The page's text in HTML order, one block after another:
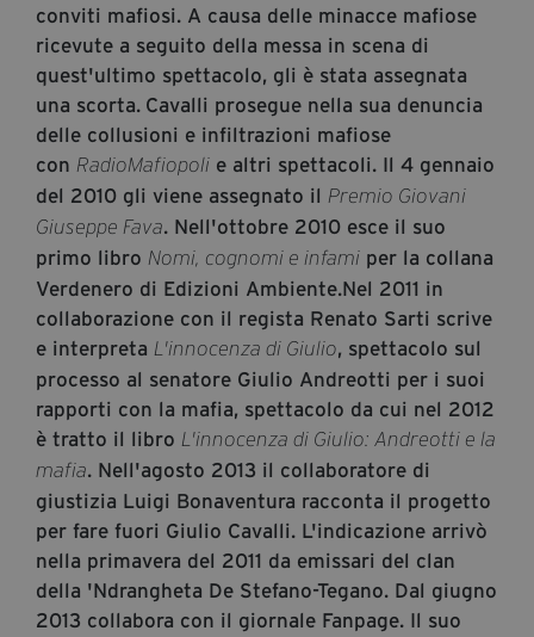
#Trameascuola
Visioni Civiche
Mostra 3D - Visioni Civiche
Archivio Storico
Contatti
segreteria@tramefestival.it
info@tramefestival.it
+39 346 954 4078
conviti mafiosi. A causa delle minacce mafiose
ricevute a seguito della messa in scena di
quest'ultimo spettacolo, gli è stata assegnata
una scorta. Cavalli prosegue nella sua denuncia
delle collusioni e infiltrazioni mafiose
con RadioMafiopoli e altri spettacoli. Il 4 gennaio
del 2010 gli viene assegnato il Premio Giovani
Giuseppe Fava. Nell'ottobre 2010 esce il suo
primo libro Nomi, cognomi e infami per la collana
Verdenero di Edizioni Ambiente.Nel 2011 in
collaborazione con il regista Renato Sarti scrive
e interpreta L'innocenza di Giulio, spettacolo sul
processo al senatore Giulio Andreotti per i suoi
rapporti con la mafia, spettacolo da cui nel 2012
è tratto il libro L'innocenza di Giulio: Andreotti e la
mafia. Nell'agosto 2013 il collaboratore di
giustizia Luigi Bonaventura racconta il progetto
per fare fuori Giulio Cavalli. L'indicazione arrivò
nella primavera del 2011 da emissari del clan
della 'Ndrangheta De Stefano-Tegano. Dal giugno
2013 collabora con il giornale Fanpage. Il suo